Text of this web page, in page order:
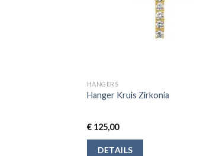
HANGERS
Hanger Kruis Zirkonia
€125,00
DETAILS